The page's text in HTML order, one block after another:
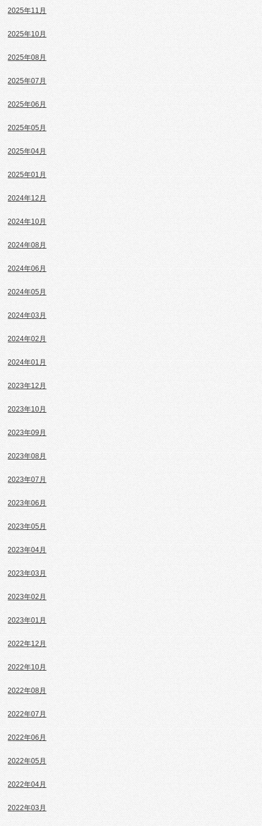
2025年11月
2025年10月
2025年08月
2025年07月
2025年06月
2025年05月
2025年04月
2025年01月
2024年12月
2024年10月
2024年08月
2024年06月
2024年05月
2024年03月
2024年02月
2024年01月
2023年12月
2023年10月
2023年09月
2023年08月
2023年07月
2023年06月
2023年05月
2023年04月
2023年03月
2023年02月
2023年01月
2022年12月
2022年10月
2022年08月
2022年07月
2022年06月
2022年05月
2022年04月
2022年03月